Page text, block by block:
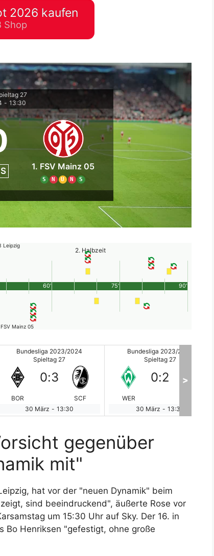
– kostenlos
ausfüllen
2026 kaufen
Shop
27
- 13:30
1. FSV Mainz 05
S N U N S
Leipzig
2. Halbzeit
FSV Mainz 05
90'
60' 75'
Bundesliga 2023/2024
Spieltag 27
BOR
0:3
SCF
30 März - 13:30
Bundesliga 2023/2024
Spieltag 27
WER
0:2
30 März - 13:30
>
gegenüber
mit"
hat vor der "neuen Dynamik" beim
sind beeindruckend", äußerte Rose vor
um 15:30 Uhr auf Sky. Der 16. in
Bo Henriksen "gefestigt, ohne große